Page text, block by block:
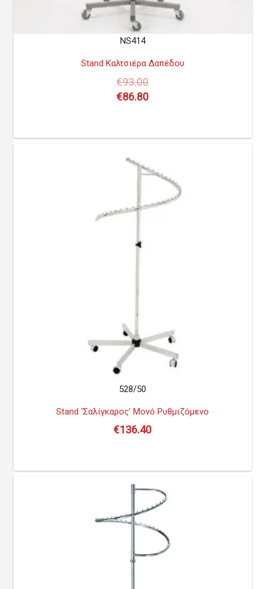
NS414
Stand Καλτσιέρα Δαπέδου
€93.00
€86.80
528/50
Stand ‘Σαλίγκαρος’ Μονό Ρυθμιζόμενο
€136.40